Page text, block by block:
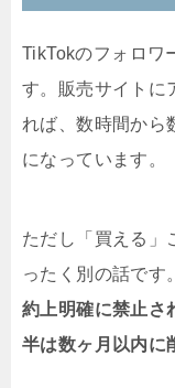
TikTokのフォロワ
す。販売サイトに
れば、数時間から
になっています。
ただし「買える」
ったく別の話です。
約上明確に禁止さ
半は数ヶ月以内に